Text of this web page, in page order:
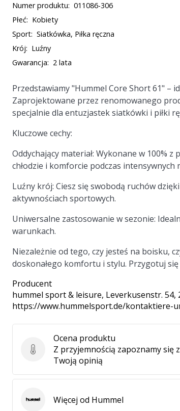
Numer produktu: 011086-306
Płeć: Kobiety
Sport: Siatkówka, Piłka ręczna
Krój: Luźny
Gwarancja: 2 lata
Przedstawiamy "Hummel Core Short 61" –
Zaprojektowane przez renomowanego
specjalnie dla entuzjastek siatkówki i piłki
Kluczowe cechy:
Oddychający materiał: Wykonane w 100% z
chłodzie i komforcie podczas intensywnych
Luźny krój: Ciesz się swobodą ruchów
aktywnościach sportowych.
Uniwersalne zastosowanie w sezonie:
warunkach.
Niezależnie od tego, czy jesteś na boisku,
doskonałego komfortu i stylu. Przygotuj
Producent
hummel sport & leisure, Leverkusenstr. 54,
https://www.hummelsport.de/kontaktiere-
Ocena produktu
Ocena produktu
Z przyjemnością zapoznamy się z
Twoją opinią
HummelWięcej od Hummel